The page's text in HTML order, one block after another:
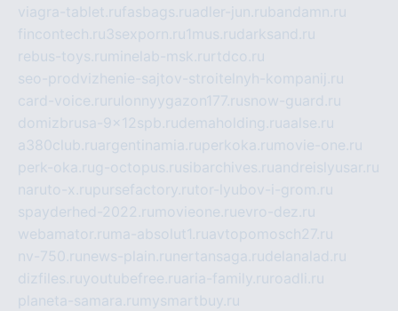
viagra-tablet.rufasbags.ruadler-jun.rubandamn.ru
fincontech.ru3sexporn.ru1mus.rudarksand.ru
rebus-toys.ru minelab-msk.ru rtdco.ru
seo-prodvizhenie-sajtov-stroitelnyh-kompanij.ru
card-voice.ru rulonnyygazon177.rusnow-guard.ru
domizbrusa-9x12spb.rudemaholding.ruaalse.ru
a380club.ruargentinamia.ruperkoka.ru movie-one.ru
perk-oka.rug-octopus.rusibarchives.ruandreislyusar.ru
naruto-x.rupursefactory.rutor-lyubov-i-grom.ru
spayderhed-2022.ru movieone.ruevro-dez.ru
webamator.ru ma-absolut1.ruavtopomosch27.ru
nv-750.ru news-plain.ru nertansaga.rudelanalad.ru
dizfiles.ruyoutubefree.ruaria-family.ru roadli.ru
planeta-samara.ru mysmartbuy.ru